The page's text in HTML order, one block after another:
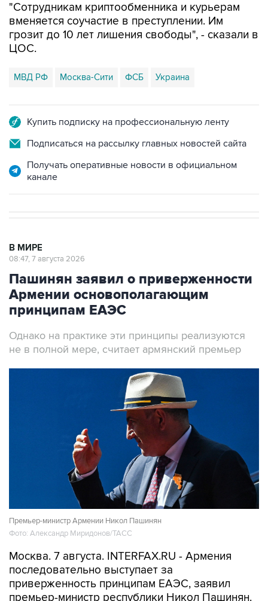
"Сотрудникам криптообменника и курьерам
вменяется соучастие в преступлении. Им
грозит до 10 лет лишения свободы", - сказали в
ЦОС.
МВД РФ Москва-Сити ФСБ Украина
Купить подписку на профессиональную ленту
Подписаться на рассылку главных новостей сайта
Получать оперативные новости в официальном
канале
В МИРЕ
08:47, 7 августа 2026
Пашинян заявил о приверженности
Армении основополагающим
принципам ЕАЭС
Однако на практике эти принципы реализуются
не в полной мере, считает армянский премьер
Премьер-министр Армении Никол Пашинян
Фото: Александр Миридонов/ТАСС
Москва. 7 августа. INTERFAX.RU - Армения
последовательно выступает за
приверженность принципам ЕАЭС, заявил
премьер-министр республики Никол Пашинян.